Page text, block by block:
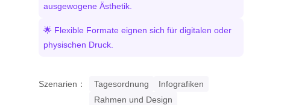
ausgewogene Ästhetik.
🌟 Flexible Formate eignen sich für digitalen oder
physischen Druck.
Szenarien： Tagesordnung
Infografiken
Rahmen und Design